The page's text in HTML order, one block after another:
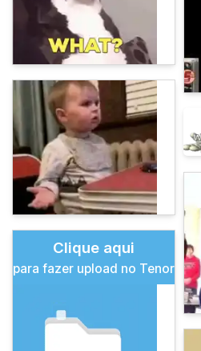
Clique aqui
para fazer upload no Tenor